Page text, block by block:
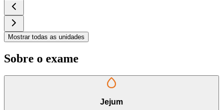
Mostrar todas as unidades
Sobre o exame
Jejum